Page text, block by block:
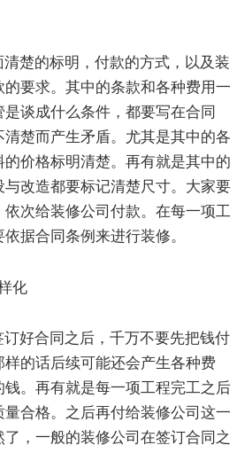
楚的标明，付款的方式，以及装
要求。其中的条款和各种费用一
谈成什么条件，都要写在合同
清楚而产生矛盾。尤其是其中的各
价格标明清楚。再有就是其中的
改造都要标记清楚尺寸。大家要
次给装修公司付款。在每一项工
据合同条例来进行装修。
化
好合同之后，千万不要先把钱付
的话后续可能还会产生各种费
钱。再有就是每一项工程完工之后
合格。之后再付给装修公司这一
，一般的装修公司在签订合同之